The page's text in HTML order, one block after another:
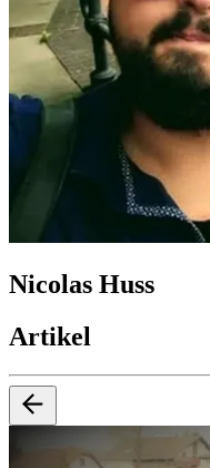
Nicolas Huss
Artikel